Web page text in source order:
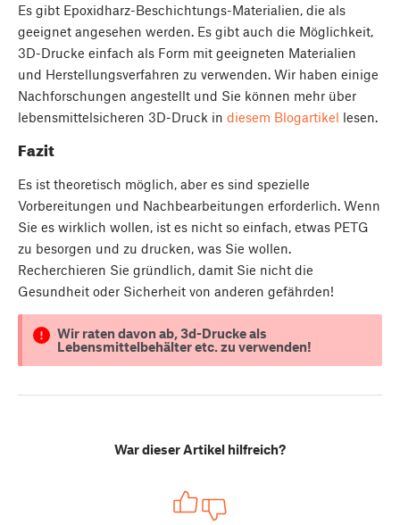
Es gibt Epoxidharz-Beschichtungs-Materialien, die als
geeignet angesehen werden. Es gibt auch die Möglichkeit,
3D-Drucke einfach als Form mit geeigneten Materialien
und Herstellungsverfahren zu verwenden. Wir haben einige
Nachforschungen angestellt und Sie können mehr über
lebensmittelsicheren 3D-Druck in diesem Blogartikel lesen.
Fazit
Es ist theoretisch möglich, aber es sind spezielle
Vorbereitungen und Nachbearbeitungen erforderlich. Wenn
Sie es wirklich wollen, ist es nicht so einfach, etwas PETG
zu besorgen und zu drucken, was Sie wollen.
Recherchieren Sie gründlich, damit Sie nicht die
Gesundheit oder Sicherheit von anderen gefährden!
Wir raten davon ab, 3d-Drucke als
Lebensmittelbehälter etc. zu verwenden!
War dieser Artikel hilfreich?